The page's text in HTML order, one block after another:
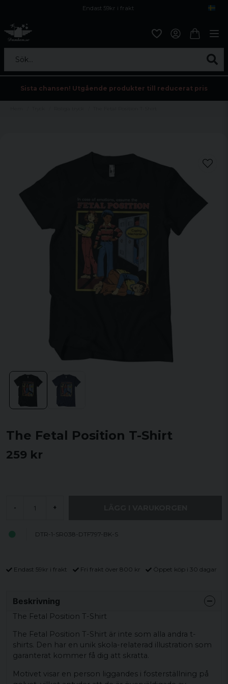
Endast 59kr i frakt
Sök...
Sista chansen! Utgående produkter till reducerat pris
The Fetal Position T-Shirt
259 kr
- +
DTR-1-SR038-DTF797-BK-S
Endast 59kr i frakt Fri frakt över 800 kr Öppet köp i 30 dagar
Beskrivning
The Fetal Position T-Shirt
The Fetal Position T-Shirt är inte som alla andra t-
shirts. Den har en unik skola-relaterad illustration som
garanterat kommer få dig att skratta.
Motivet visar en person liggandes i fosterställning på